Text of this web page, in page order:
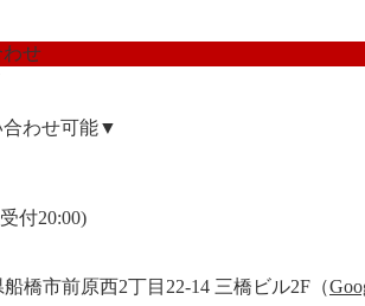
せ
わせ可能▼
付20:00)
橋市前原西2丁目22-14 三橋ビル2F（